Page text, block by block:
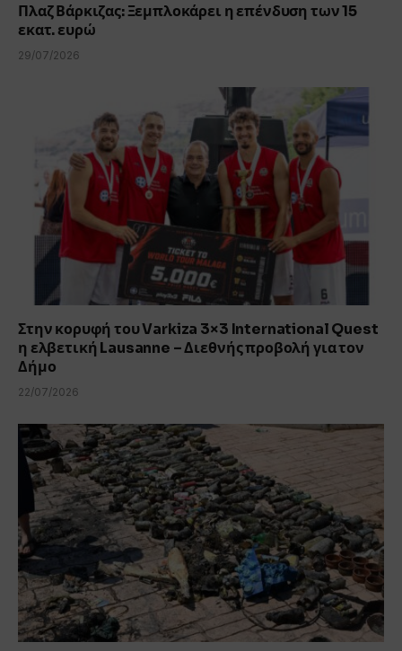
Πλαζ Βάρκιζας: Ξεμπλοκάρει η επένδυση των 15
εκατ. ευρώ
29/07/2026
Στην κορυφή του Varkiza 3×3 International Quest
η ελβετική Lausanne – Διεθνής προβολή για τον
Δήμο
22/07/2026